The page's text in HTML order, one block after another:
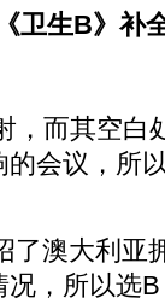
卫生B》补
而其空白
会议，所
澳大利亚
，所以选